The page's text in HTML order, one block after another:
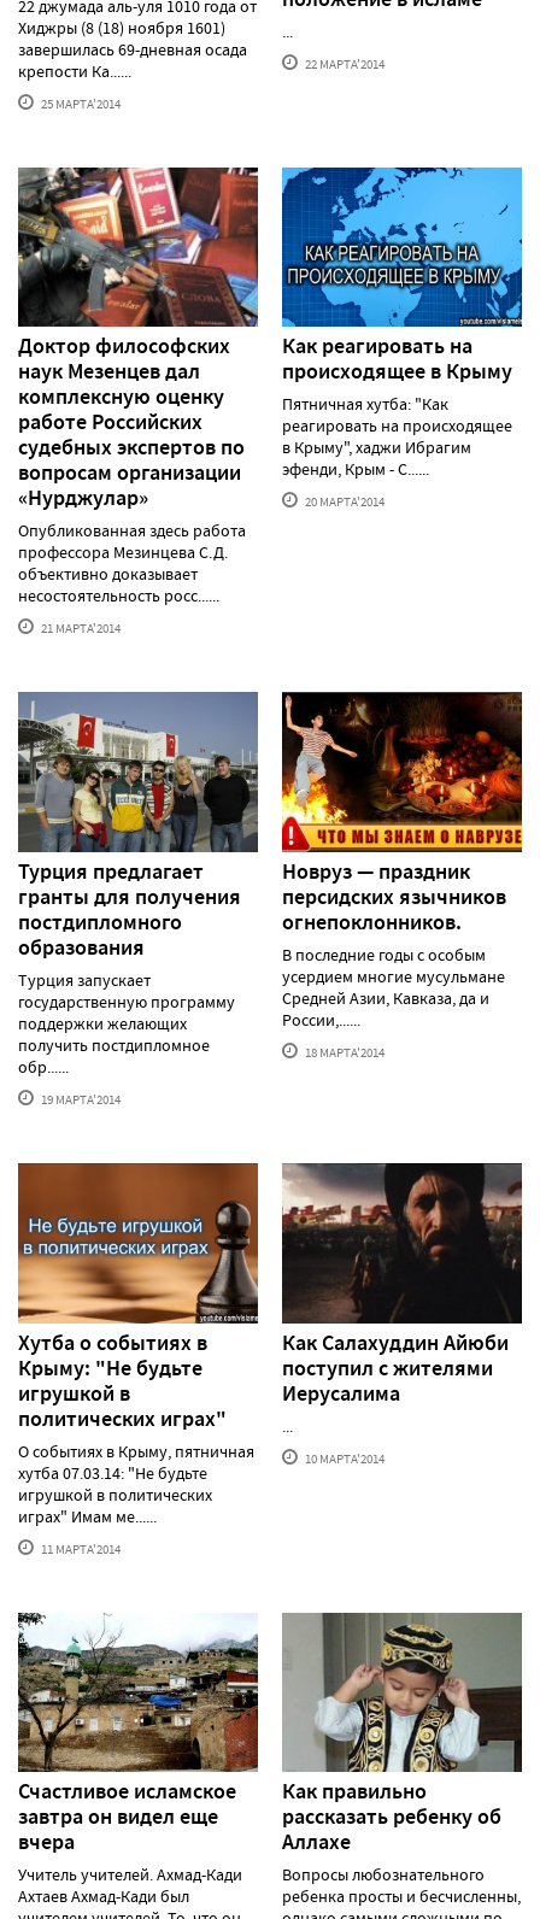
22 джумада аль-уля 1010 года от
Хиджры (8 (18) ноября 1601)
завершилась 69-дневная осада
крепости Ка......
25 МАРТА'2014
22 МАРТА'2014
Доктор философских
наук Мезенцев дал
комплексную оценку
работе Российских
судебных экспертов по
вопросам организации
«Нурджулар»
Опубликованная здесь работа
профессора Мезинцева С.Д.
объективно доказывает
несостоятельность росс......
21 МАРТА'2014
Как реагировать на
происходящее в Крыму
Пятничная хутба: "Как
реагировать на происходящее
в Крыму", хаджи Ибрагим
эфенди, Крым - С......
20 МАРТА'2014
Турция предлагает
гранты для получения
постдипломного
образования
Турция запускает
государственную программу
поддержки желающих
получить постдипломное
обр......
19 МАРТА'2014
Новруз — праздник
персидских язычников
огнепоклонников.
В последние годы с особым
усердием многие мусульмане
Средней Азии, Кавказа, да и
России,......
18 МАРТА'2014
Хутба о событиях в
Крыму: "Не будьте
игрушкой в
политических играх"
О событиях в Крыму, пятничная
хутба 07.03.14: "Не будьте
игрушкой в политических
играх" Имам ме......
11 МАРТА'2014
Как Салахуддин Айюби
поступил с жителями
Иерусалима
10 МАРТА'2014
Счастливое исламское
завтра он видел еще
вчера
Учитель учителей. Ахмад-Кади
Ахтаев Ахмад-Кади был
Как правильно
рассказать ребенку об
Аллахе
Вопросы любознательного
ребенка просты и бесчисленны,